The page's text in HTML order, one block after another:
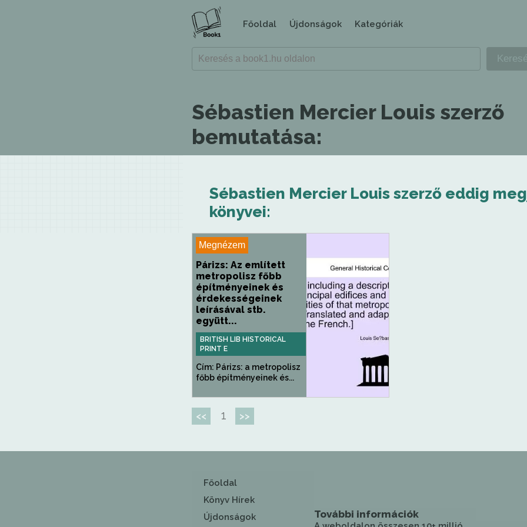
Főoldal Újdonságok Kategóriák
Sébastien Mercier Louis szerző
bemutatása:
Sébastien Mercier Louis szerző eddig
könyvei:
Megnézem
Párizs: Az említett
metropolisz főbb
építményeinek és
érdekességeinek
leírásával stb.
együtt...
BRITISH LIB HISTORICAL
PRINT E
Cím: Párizs: a metropolisz
főbb építményeinek és...
<< 1 >>
Főoldal
Könyv Hírek
Újdonságok
További információk